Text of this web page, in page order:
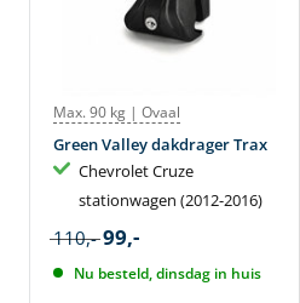
Max. 90 kg | Ovaal
Green Valley dakdrager Trax
Chevrolet Cruze
stationwagen (2012-2016)
110,- 99,-
Nu besteld, dinsdag in huis